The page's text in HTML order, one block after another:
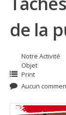
de la
Notre Activité
Objet
Print
Aucun